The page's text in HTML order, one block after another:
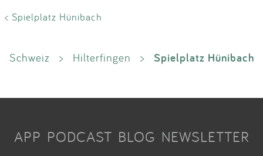
< Spielplatz Hünibach
Schweiz > Hilterfingen > Spielplatz Hünibach
APP PODCAST BLOG NEWSLETTER